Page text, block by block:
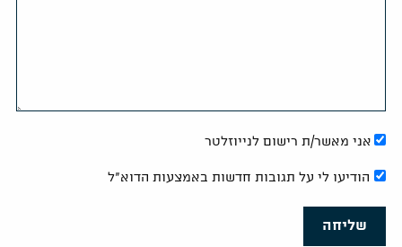
אני מאשר/ת רישום לנייוזלטר
הודיעו לי על תגובות חדשות באמצעות הדוא"ל
שליחה